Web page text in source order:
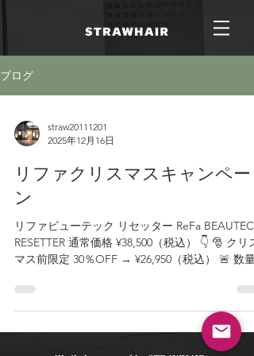
ブログ
straw20111201
2025年12月16日
リファクリスマスキャンペー
ン
リファビューテック リセッター ReFa BEAUTECH
RESETTER 通常価格 ¥38,500（税込） 👇 🎅 クリス
マス前限定 30％OFF → ¥26,950（税込） 🚨 数量
容師のブロー仕上げを 自宅で再現できる1本。 ト
ップふんわり 毛先まとまる ドライとブローが同
にできる 付属アタッチメントで ・根元の立ち上
・毛先のブロー を使い分け可能。 ブローが苦手